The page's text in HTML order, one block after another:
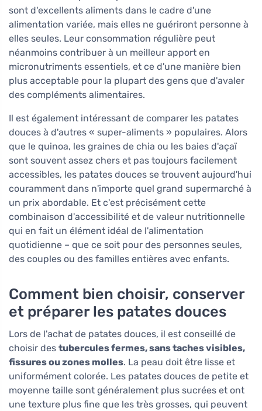
sont d'excellents aliments dans le cadre d'une
alimentation variée, mais elles ne guériront personne à
elles seules. Leur consommation régulière peut
néanmoins contribuer à un meilleur apport en
micronutriments essentiels, et ce d'une manière bien
plus acceptable pour la plupart des gens que d'avaler
des compléments alimentaires.
Il est également intéressant de comparer les patates
douces à d'autres « super-aliments » populaires. Alors
que le quinoa, les graines de chia ou les baies d'açaï
sont souvent assez chers et pas toujours facilement
accessibles, les patates douces se trouvent aujourd'hui
couramment dans n'importe quel grand supermarché à
un prix abordable. Et c'est précisément cette
combinaison d'accessibilité et de valeur nutritionnelle
qui en fait un élément idéal de l'alimentation
quotidienne – que ce soit pour des personnes seules,
des couples ou des familles entières avec enfants.
Comment bien choisir, conserver
et préparer les patates douces
Lors de l'achat de patates douces, il est conseillé de
choisir des tubercules fermes, sans taches visibles,
fissures ou zones molles. La peau doit être lisse et
uniformément colorée. Les patates douces de petite et
moyenne taille sont généralement plus sucrées et ont
une texture plus fine que les très grosses, qui peuvent